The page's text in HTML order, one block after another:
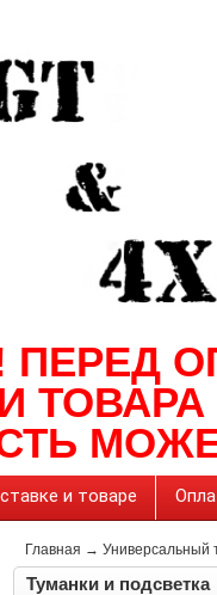
ПЕРЕД
и товаре
Главная → Универсальный
Туманки и подсветка